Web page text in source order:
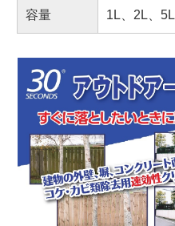
容量 1L、2L、5L